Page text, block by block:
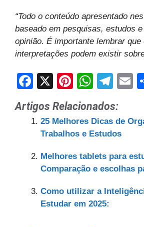
“Todo o conteúdo apresentado
baseado em pesquisas, estudos
opinião. É importante lembrar
interpretações podem existir
F
c
e
o
o
k
X
Pi
nt
er
e
W
at
s
p
p
T
e
gr
m
E
Artigos Relacionados:
25 Melhores Dicas de
Trabalhos e Estudos
Melhores tablets para
Comparação e escolhas
Como utilizar a
Estudar em 2025: